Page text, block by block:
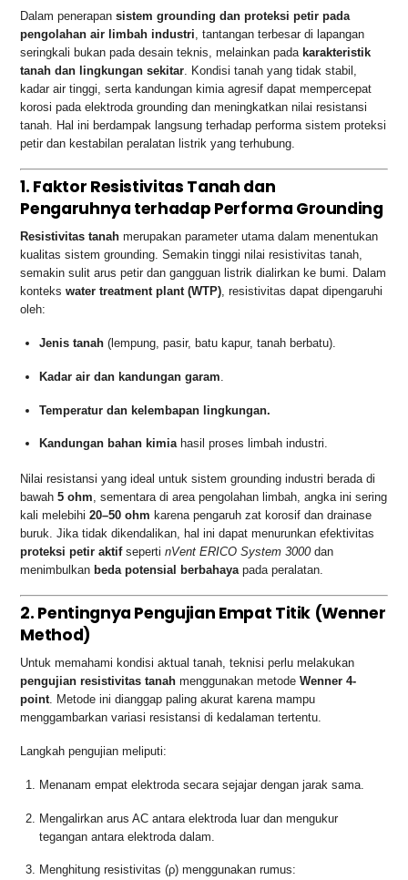
Dalam penerapansistem grounding dan proteksi petir pada
pengolahan air limbah industri , tantangan terbesar di lapangan
seringkali bukan pada desain teknis, melainkan pada karakteristik
tanah dan lingkungan sekitar . Kondisi tanah yang tidak stabil,
kadar air tinggi, serta kandungan kimia agresif dapat mempercepat
korosi pada elektroda grounding dan meningkatkan nilai resistansi
tanah. Hal ini berdampak langsung terhadap performa sistem proteksi
petir dan kestabilan peralatan listrik yang terhubung.
1. Faktor Resistivitas Tanah dan
Pengaruhnya terhadap Performa Grounding
Resistivitas tanah merupakan parameter utama dalam menentukan
kualitas sistem grounding. Semakin tinggi nilai resistivitas tanah,
semakin sulit arus petir dan gangguan listrik dialirkan ke bumi. Dalam
kontekswater treatment plant (WTP) , resistivitas dapat dipengaruhi
oleh:
Jenis tanah (lempung, pasir, batu kapur, tanah berbatu).
Kadar air dan kandungan garam
Temperatur dan kelembapan lingkungan.
Kandungan bahan kimiahasil proses limbah industri.
Nilai resistansi yang ideal untuk sistem grounding industri berada di
bawah5 ohm , sementara di area pengolahan limbah, angka ini sering
kali melebihi20–50 ohm karena pengaruh zat korosif dan drainase
buruk. Jika tidak dikendalikan, hal ini dapat menurunkan efektivitas
proteksi petir aktifsepertinVent ERICO System 3000 dan
menimbulkan beda potensial berbahaya pada peralatan.
2. Pentingnya Pengujian Empat Titik (Wenner
Method)
Untuk memahami kondisi aktual tanah, teknisi perlu melakukan
pengujian resistivitas tanah menggunakan metodeWenner 4-
point . Metode ini dianggap paling akurat karena mampu
menggambarkan variasi resistansi di kedalaman tertentu.
Langkah pengujian meliputi:
Menanam empat elektroda secara sejajar dengan jarak sama.
Mengalirkan arus AC antara elektroda luar dan mengukur
tegangan antara elektroda dalam.
Menghitung resistivitas (ρ) menggunakan rumus: